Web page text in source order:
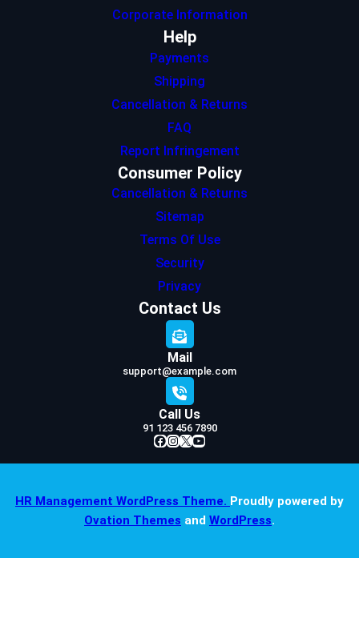
Corporate Information
Help
Payments
Shipping
Cancellation & Returns
FAQ
Report Infringement
Consumer Policy
Cancellation & Returns
Sitemap
Terms Of Use
Security
Privacy
Contact Us
Mail
support@example.com
Call Us
91 123 456 7890
Facebook InstagramX YouTube
HR Management WordPress Theme. Proudly powered by
Ovation Themes and WordPress.